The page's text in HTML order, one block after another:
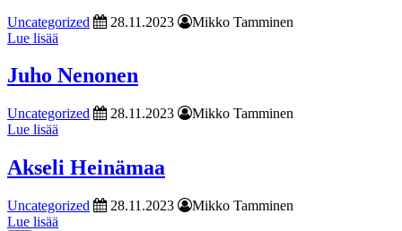
Uncategorized 28.11.2023
Mikko Tamminen
Lue lisää
Juho Nenonen
Uncategorized 28.11.2023
Mikko Tamminen
Lue lisää
Akseli Heinämaa
Uncategorized 28.11.2023
Mikko Tamminen
Lue lisää